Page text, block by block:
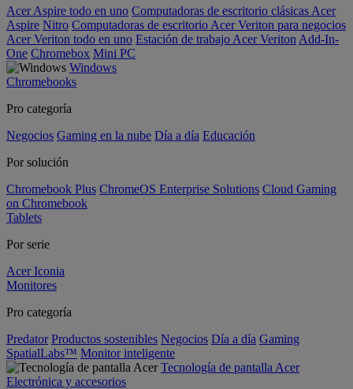
Acer Aspire todo en uno Computadoras de escritorio clásicas Acer
Aspire Nitro Computadoras de escritorio Acer Veriton para negocios
Acer Veriton todo en uno Estación de trabajo Acer Veriton Add-In-
One Chromebox Mini PC
Windows
Chromebooks
Pro categoría
Negocios Gaming en la nube Día a día Educación
Por solución
Chromebook Plus ChromeOS Enterprise Solutions Cloud Gaming
on Chromebook
Tablets
Por serie
Acer Iconia
Monitores
Pro categoría
Predator Productos sostenibles Negocios Día a día Gaming
SpatialLabs™ Monitor inteligente
Tecnología de pantalla Acer
Electrónica y accesorios